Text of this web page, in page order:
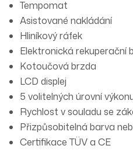
Tempomat
Asistované nakládání
Hliníkový ráfek
Elektronická rekuperační
Kotoučová brzda
LCD displej
5 volitelných úrovní
Rychlost v souladu se
Přizpůsobitelná barva
Certifikace TÜV a CE